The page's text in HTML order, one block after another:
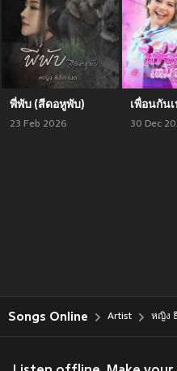
พี่พับ (สีดอหูพับ)
23 Feb 2026
เพื่อนกัน
30 Dec
Songs Online Artist หญิง